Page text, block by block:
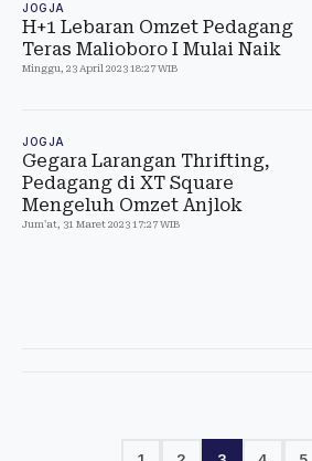
JOGJA
H+1 Lebaran Omzet Pedagang
Teras Malioboro I Mulai Naik
Minggu, 23 April 2023 18:27 WIB
JOGJA
Gegara Larangan Thrifting,
Pedagang di XT Square
Mengeluh Omzet Anjlok
Jum'at, 31 Maret 2023 17:27 WIB